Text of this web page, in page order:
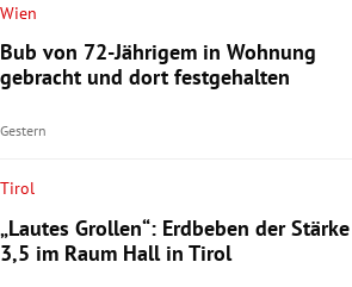
Wien
Bub von 72-Jährigem in Wohnung
gebracht und dort festgehalten
Gestern
Tirol
„Lautes Grollen“: Erdbeben der Stärke
3,5 im Raum Hall in Tirol